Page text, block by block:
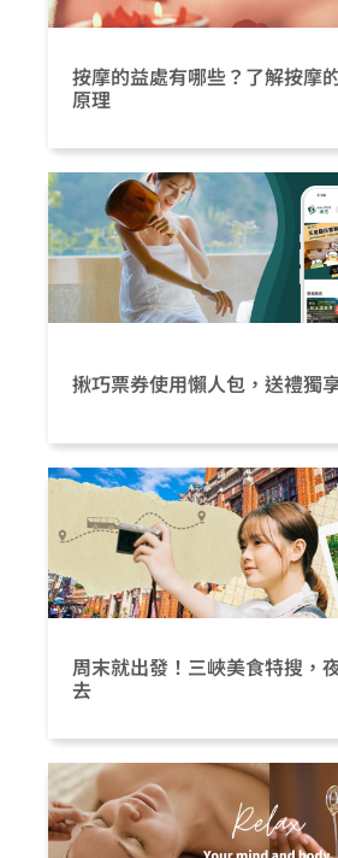
按摩的益處有哪些？了解按摩
原理
揪巧票券使用懶人包，送禮獨
周末就出發！三峽美食特搜，
去